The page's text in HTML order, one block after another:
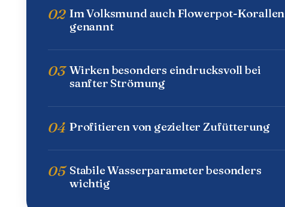
02 Im Volksmund auch Flowerpot-Korallen
genannt
03 Wirken besonders eindrucksvoll bei
sanfter Strömung
04 Profitieren von gezielter Zufütterung
05 Stabile Wasserparameter besonders
wichtig